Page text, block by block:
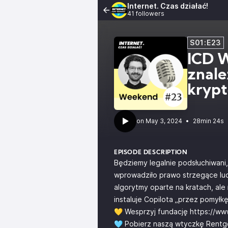
Internet. Czas działać!
41 followers
S01:E23
ICD
• 28min 24s
EPISODE DESCRIPTION
Będziemy legalnie
wprowadziło prawo strzegące
algorytmy oparte na kratach,
instaluje Copilota „przez
💛 Wesprzyj fundację https://
🩵 Pobierz naszą wtyczkę